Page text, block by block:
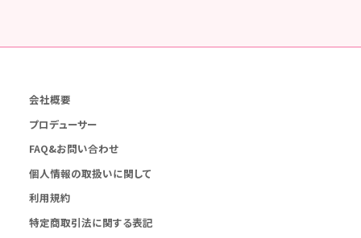
会社概要
プロデューサー
FAQ&お問い合わせ
個人情報の取扱いに関して
利用規約
特定商取引法に関する表記